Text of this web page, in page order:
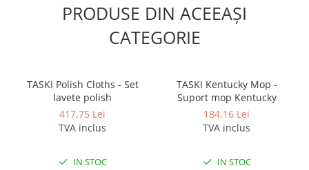
Role hartie industriala
Aparate odorizante profesionale
Odorizant toalera, wc
Odorizante camera
Rezerva aparate odorizante
PRODUSE DIN ACEEAȘI
CATEGORIE
TASKI Polish Cloths - Set
lavete polish
417,75 Lei
TVA inclus
IN STOC
TASKI Kentucky Mop -
Suport mop Kentucky
184,16 Lei
TVA inclus
IN STOC